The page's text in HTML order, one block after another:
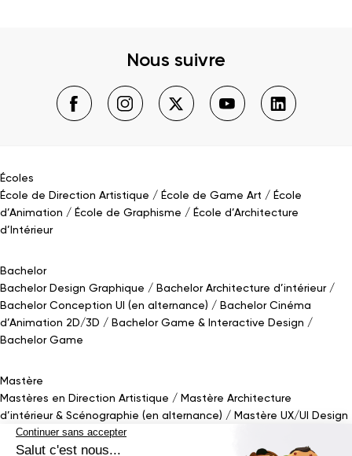
Nous suivre
Écoles
École de Direction Artistique
École de Game Art
École
d’Animation
École de Graphisme
École d’Architecture
d’Intérieur
Bachelor
Bachelor Design Graphique
Bachelor Architecture d’intérieur
Bachelor Conception UI (en alternance)
Bachelor Cinéma
d’Animation 2D/3D
Bachelor Game & Interactive Design
Bachelor Game
Mastère
Mastères en Direction Artistique
Mastère Architecture
d’intérieur& Scénographie (en alternance)
Mastère UX/UI Design
(en alternance)
Mastère Webdesigner (en alternance)
Cinéma d’Animation
Mastère Game